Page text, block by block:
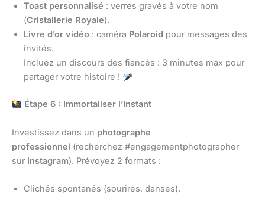
Toast personnalisé : verres gravés à votre nom
(Cristallerie Royale).
Livre d’or vidéo : caméra Polaroid pour messages des
invités.
Incluez un discours des fiancés : 3 minutes max pour
partager votre histoire !
Étape 6 : Immortaliser l’Instant
Investissez dans un photographe
professionnel (recherchez #engagementphotographer
sur Instagram). Prévoyez 2 formats :
Clichés spontanés (sourires, danses).